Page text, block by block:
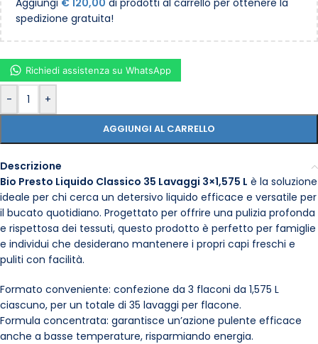
Aggiungi €120,00 di prodotti al carrello per ottenere la
spedizione gratuita!
- +
AGGIUNGI AL CARRELLO
Richiedi assistenza su WhatsApp
Descrizione
Bio Presto Liquido Classico 35 Lavaggi 3×1,575 L è la soluzione
ideale per chi cerca un detersivo liquido efficace e versatile per
il bucato quotidiano. Progettato per offrire una pulizia profonda
e rispettosa dei tessuti, questo prodotto è perfetto per famiglie
e individui che desiderano mantenere i propri capi freschi e
puliti con facilità.
Formato conveniente: confezione da 3 flaconi da 1,575 L
ciascuno, per un totale di 35 lavaggi per flacone.
Formula concentrata: garantisce un’azione pulente efficace
anche a basse temperature, risparmiando energia.